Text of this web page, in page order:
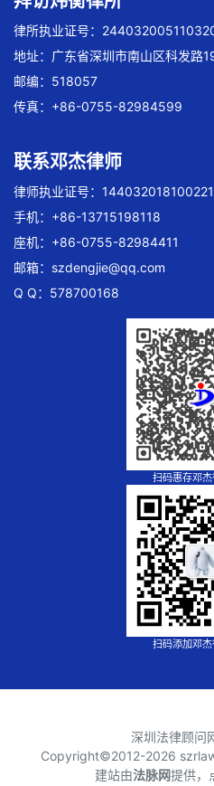
律所执业证号：
地址：广东省深圳市南山区科发路
邮编：518057
传真：+86-0755-82984599
联系邓杰律师
律师执业证号：
手机：+86-13715198118
座机：+86-0755-82984411
邮箱： szdengjie@qq.com
Q Q：578700168
扫码惠存邓
扫码添加邓
深圳法律顾问
Copyright©2012-2026
建站由法脉网提供，